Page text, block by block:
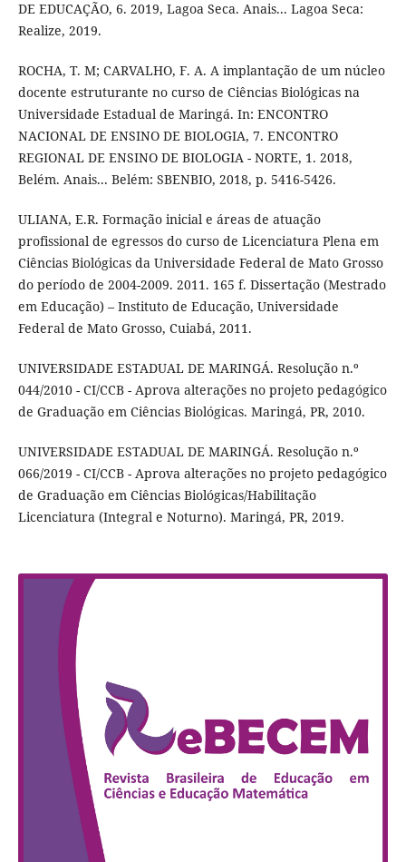
DE EDUCAÇÃO, 6. 2019, Lagoa Seca. Anais... Lagoa Seca:
Realize, 2019.
ROCHA, T. M; CARVALHO, F. A. A implantação de um núcleo
docente estruturante no curso de Ciências Biológicas na
Universidade Estadual de Maringá. In: ENCONTRO
NACIONAL DE ENSINO DE BIOLOGIA, 7. ENCONTRO
REGIONAL DE ENSINO DE BIOLOGIA - NORTE, 1. 2018,
Belém. Anais... Belém: SBENBIO, 2018, p. 5416-5426.
ULIANA, E.R. Formação inicial e áreas de atuação
profissional de egressos do curso de Licenciatura Plena em
Ciências Biológicas da Universidade Federal de Mato Grosso
do período de 2004-2009. 2011. 165 f. Dissertação (Mestrado
em Educação) – Instituto de Educação, Universidade
Federal de Mato Grosso, Cuiabá, 2011.
UNIVERSIDADE ESTADUAL DE MARINGÁ. Resolução n.º
044/2010 - CI/CCB - Aprova alterações no projeto pedagógico
de Graduação em Ciências Biológicas. Maringá, PR, 2010.
UNIVERSIDADE ESTADUAL DE MARINGÁ. Resolução n.º
066/2019 - CI/CCB - Aprova alterações no projeto pedagógico
de Graduação em Ciências Biológicas/Habilitação
Licenciatura (Integral e Noturno). Maringá, PR, 2019.